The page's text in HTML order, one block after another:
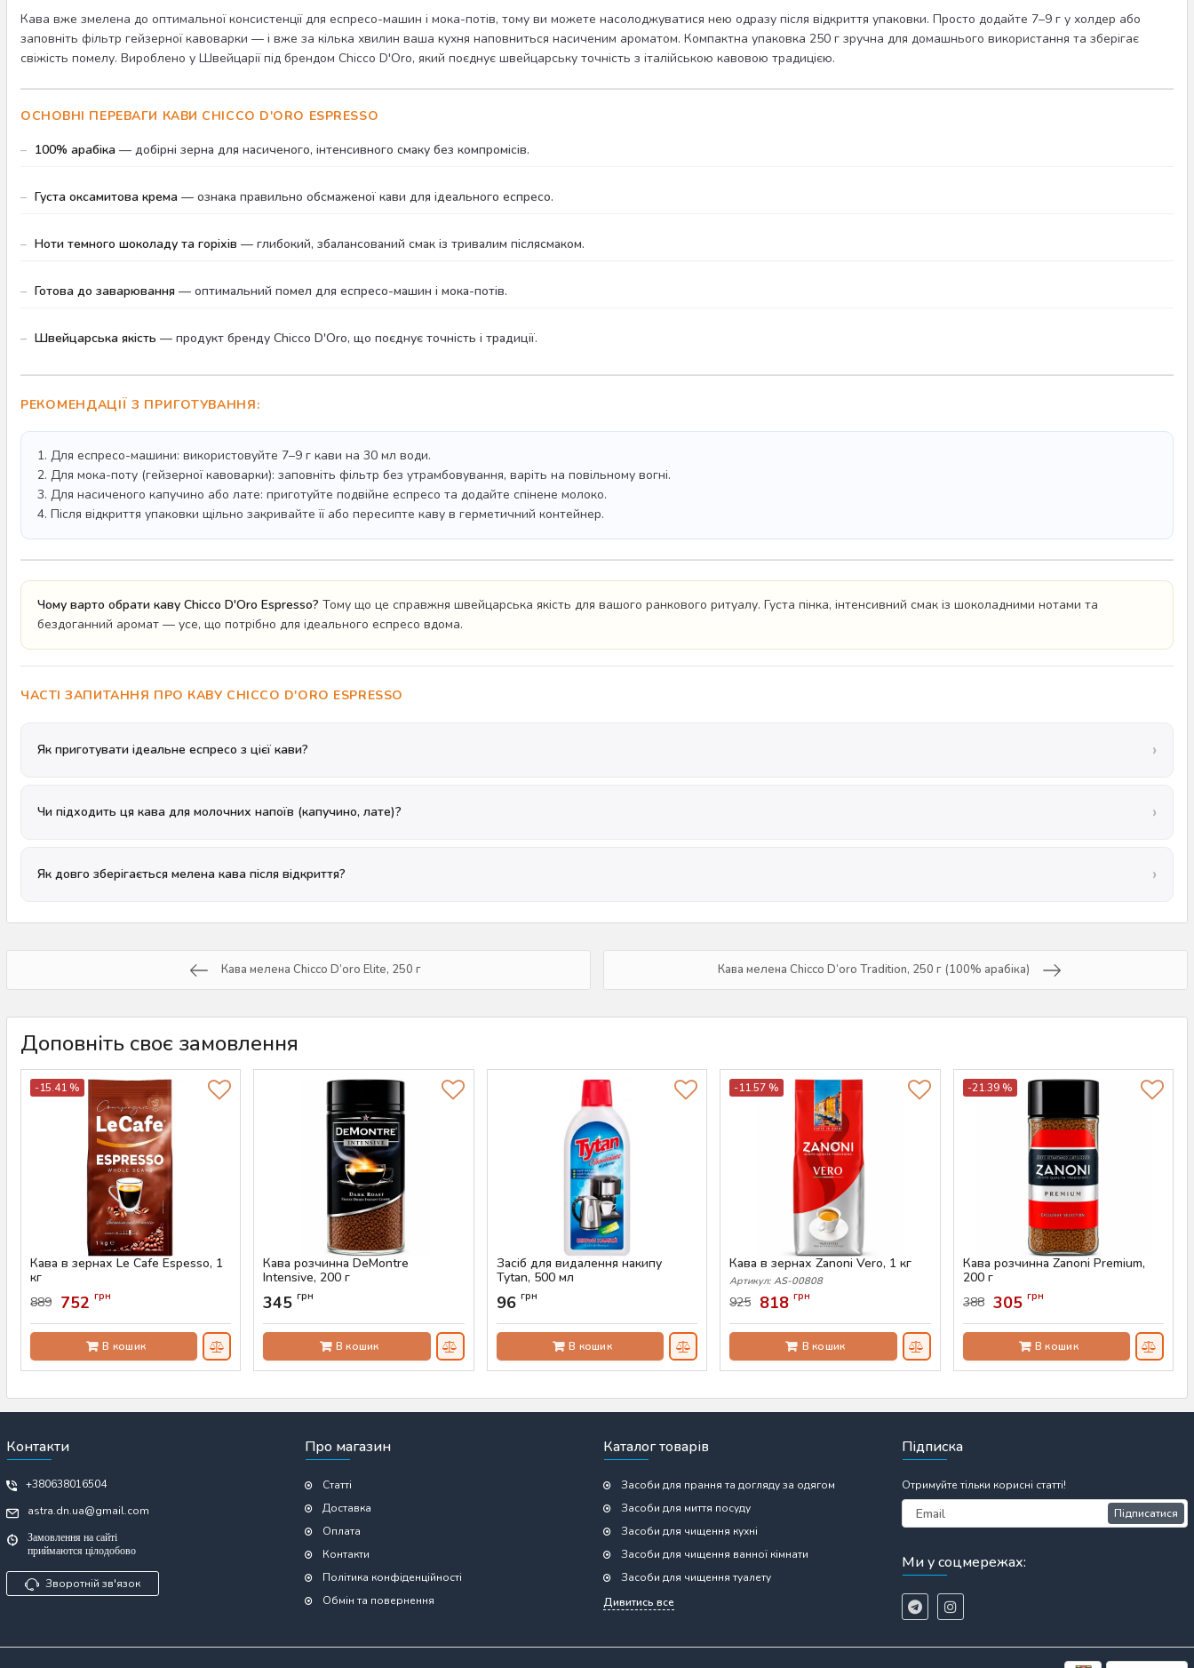
Кава вже змелена до оптимальної консистенції для еспресо-машин і мока-потів, тому ви можете насолоджуватися нею одразу після відкриття упаковки. Просто додайте 7–9 г у холдер або
заповніть фільтр гейзерної кавоварки — і вже за кілька хвилин ваша кухня наповниться насиченим ароматом. Компактна упаковка 250 г зручна для домашнього використання та зберігає
свіжість помелу. Вироблено у Швейцарії під брендом Chicco D'Oro, який поєднує швейцарську точність з італійською кавовою традицією.
ОСНОВНІ ПЕРЕВАГИ КАВИ CHICCO D'ORO ESPRESSO
100% арабіка — добірні зерна для насиченого, інтенсивного смаку без компромісів.
Густа оксамитова крема — ознака правильно обсмаженої кави для ідеального еспресо.
Ноти темного шоколаду та горіхів — глибокий, збалансований смак із тривалим післясмаком.
Готова до заварювання — оптимальний помел для еспресо-машин і мока-потів.
Швейцарська якість — продукт бренду Chicco D'Oro, що поєднує точність і традиції.
РЕКОМЕНДАЦІЇ З ПРИГОТУВАННЯ:
1. Для еспресо-машини: використовуйте 7–9 г кави на 30 мл води.
2. Для мока-поту (гейзерної кавоварки): заповніть фільтр без утрамбовування, варіть на повільному вогні.
3. Для насиченого капучино або лате: приготуйте подвійне еспресо та додайте спінене молоко.
4. Після відкриття упаковки щільно закривайте її або пересипте каву в герметичний контейнер.
Чому варто обрати каву Chicco D'Oro Espresso? Тому що це справжня швейцарська якість для вашого ранкового ритуалу. Густа пінка, інтенсивний смак із шоколадними нотами та
бездоганний аромат — усе, що потрібно для ідеального еспресо вдома.
ЧАСТІ ЗАПИТАННЯ ПРО КАВУ CHICCO D'ORO ESPRESSO
Як приготувати ідеальне еспресо з цієї кави?
Чи підходить ця кава для молочних напоїв (капучино, лате)?
Як довго зберігається мелена кава після відкриття?
Кава мелена Chicco D’oro Elite, 250 г Кава мелена Chicco D’oro Тradition, 250 г (100% арабіка)
Доповніть своє замовлення
-15.41 %
Кава в зернах Le Cafe Espesso, 1
кг
Артикул:AS-00733
889 752 грн
В кошик
Кава розчинна DeMontre
Intensive, 200 г
Артикул:AS-00758
345грн
В кошик
Засіб для видалення накипу
Tytan, 500 мл
Артикул:
96 грн
В кошик
-11.57 %
Кава в зернах Zanoni Vero, 1 кг
Артикул:AS-00808
925 818грн
В кошик
-21.39 %
Кава розчинна Zanoni Premium,
200 г
Артикул:AS-00760
388 305 грн
В кошик
Контакти
+380638016504
astra.dn.ua@gmail.com
Замовлення на сайті
приймаются цілодобово
Зворотній зв'язок
Про магазин
Статті
Доставка
Оплата
Контакти
Політика конфіденційності
Обмін та повернення
Каталог товарів
Засоби для прання та догляду за одягом
Засоби для миття посуду
Засоби для чищення кухні
Засоби для чищення ванної кімнати
Засоби для чищення туалету
Дивитись все
Підписка
Отримуйте тільки корисні статті!
Підписатися
Ми у соцмережах: